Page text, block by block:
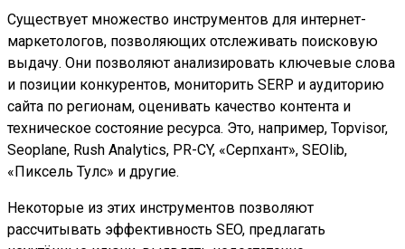
Существует множество инструментов для интернет-
маркетологов, позволяющих отслеживать поисковую
выдачу. Они позволяют анализировать ключевые слова
и позиции конкурентов, мониторить SERP и аудиторию
сайта по регионам, оценивать качество контента и
техническое состояние ресурса. Это, например, Topvisor,
Seoplane, Rush Analytics, PR-CY, «Серпхант», SEOlib,
«Пиксель Тулс» и другие.
Некоторые из этих инструментов позволяют
рассчитывать эффективность SEO, предлагать